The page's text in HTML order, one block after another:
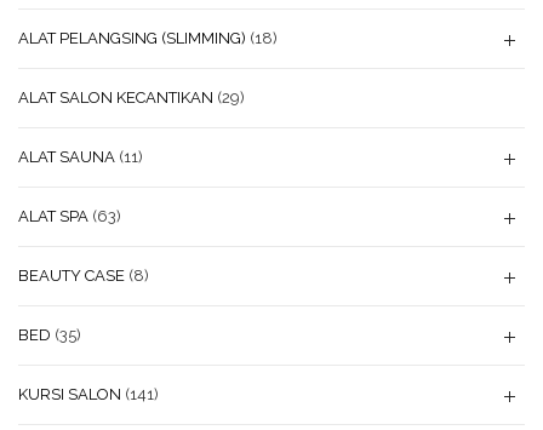
ALAT PELANGSING (SLIMMING) (18)
ALAT SALON KECANTIKAN (29)
ALAT SAUNA (11)
ALAT SPA (63)
BEAUTY CASE (8)
BED (35)
KURSI SALON (141)